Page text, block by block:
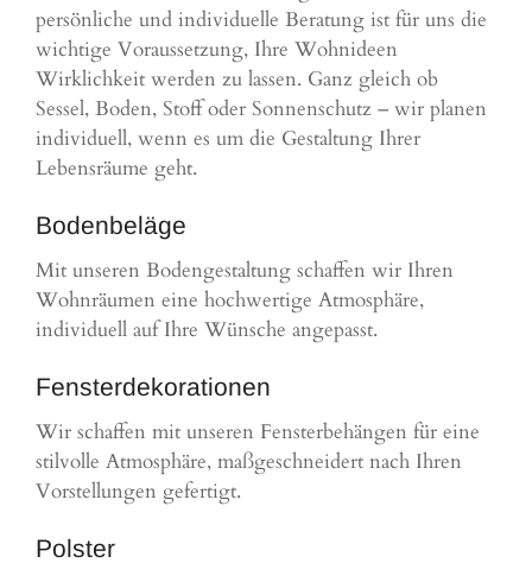
persönliche und individuelle Beratung ist für uns die
wichtige Voraussetzung, Ihre Wohnideen
Wirklichkeit werden zu lassen. Ganz gleich ob
Sessel, Boden, Stoff oder Sonnenschutz – wir planen
individuell, wenn es um die Gestaltung Ihrer
Lebensräume geht.
Bodenbeläge
Mit unseren Bodengestaltung schaffen wir Ihren
Wohnräumen eine hochwertige Atmosphäre,
individuell auf Ihre Wünsche angepasst.
Fensterdekorationen
Wir schaffen mit unseren Fensterbehängen für eine
stilvolle Atmosphäre, maßgeschneidert nach Ihren
Vorstellungen gefertigt.
Polster